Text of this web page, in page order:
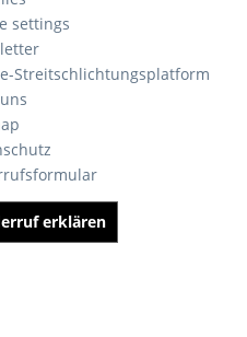
settings
Streitschlichtungsplatform
erklären